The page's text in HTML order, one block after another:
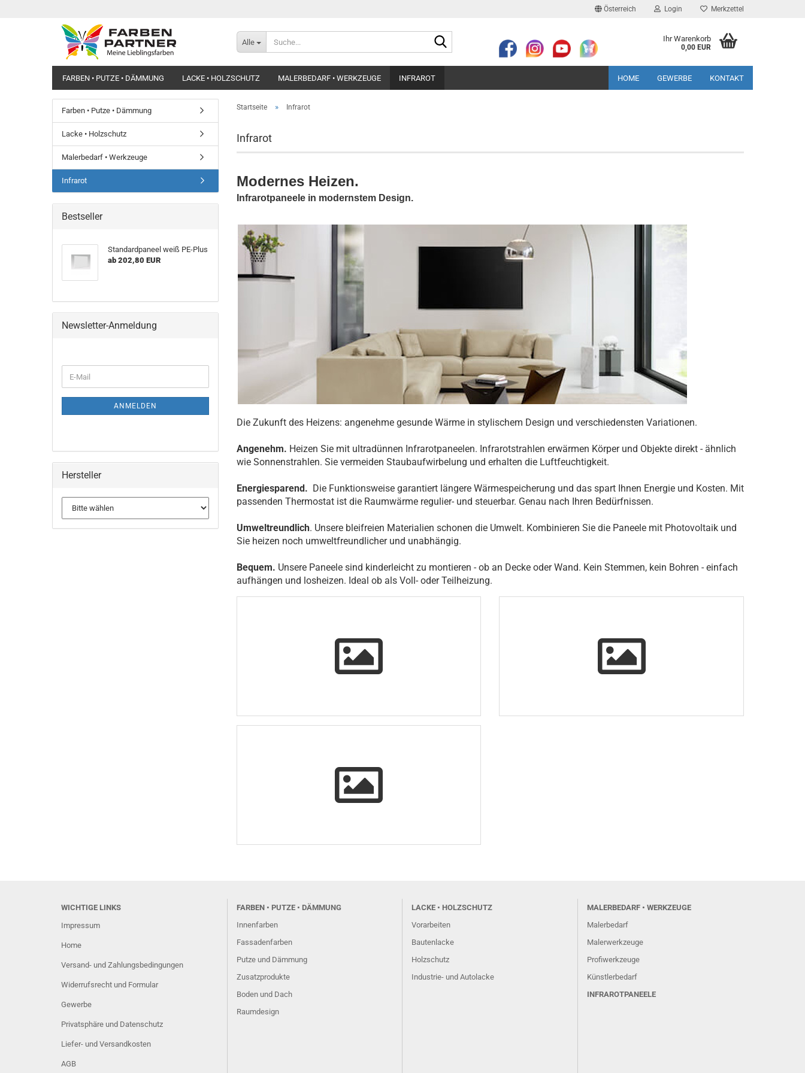
Österreich Login Merkzettel
Alle Ihr Warenkorb
0,00 EUR
FARBEN • PUTZE • DÄMMUNG LACKE • HOLZSCHUTZ MALERBEDARF • WERKZEUGE INFRAROT HOME GEWERBE KONTAKT
Startseite » Infrarot
Infrarot
Modernes Heizen.
Infrarotpaneele in modernstem Design.
Die Zukunft des Heizens: angenehme gesunde Wärme in stylischem Design und verschiedensten Variationen.
Angenehm. Heizen Sie mit ultradünnen Infrarotpaneelen. Infrarotstrahlen erwärmen Körper und Objekte direkt - ähnlich
wie Sonnenstrahlen. Sie vermeiden Staubaufwirbelung und erhalten die Luftfeuchtigkeit.
Energiesparend. Die Funktionsweise garantiert längere Wärmespeicherung und das spart Ihnen Energie und Kosten. Mit
passenden Thermostat ist die Raumwärme regulier- und steuerbar. Genau nach Ihren Bedürfnissen.
Umweltreundlich. Unsere bleifreien Materialien schonen die Umwelt. Kombinieren Sie die Paneele mit Photovoltaik und
Sie heizen noch umweltfreundlicher und unabhängig.
Bequem. Unsere Paneele sind kinderleicht zu montieren - ob an Decke oder Wand. Kein Stemmen, kein Bohren - einfach
aufhängen und losheizen. Ideal ob als Voll- oder Teilheizung.
Farben • Putze • Dämmung
Lacke • Holzschutz
Malerbedarf • Werkzeuge
Infrarot
Bestseller
Standardpaneel weiß PE-Plus
ab 202,80 EUR
Newsletter-Anmeldung
ZUR
E-
Mail
ANMELDEN
Hersteller
WICHTIGE LINKS
Impressum
Home
Versand- und Zahlungsbedingungen
Widerrufsrecht und Formular
Gewerbe
Privatsphäre und Datenschutz
Liefer- und Versandkosten
AGB
FARBEN• PUTZE • DÄMMUNG
Innenfarben
Fassadenfarben
Putze und Dämmung
Zusatzprodukte
Boden und Dach
Raumdesign
LACKE • HOLZSCHUTZ
Vorarbeiten
Bautenlacke
Holzschutz
Industrie- und Autolacke
MALERBEDARF • WERKZEUGE
Malerbedarf
Malerwerkzeuge
Profiwerkzeuge
Künstlerbedarf
INFRAROTPANEELE